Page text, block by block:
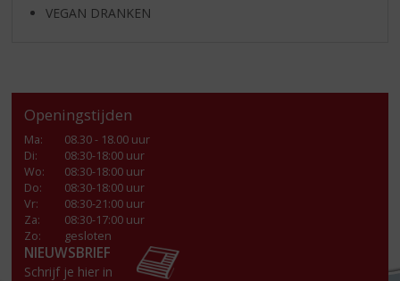
VEGAN DRANKEN
Openingstijden
Ma:
08.30 - 18.00 uur
Di:
08:30-18:00 uur
Wo:
08:30-18:00 uur
Do:
08:30-18:00 uur
Vr:
08:30-21:00 uur
Za:
08:30-17:00 uur
Zo:
gesloten
NIEUWSBRIEF
Schrijf je hier in